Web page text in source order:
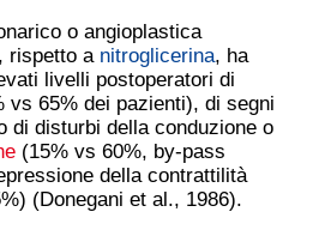
o angioplastica
rispetto a nitroglicerina, ha
livelli postoperatori di
vs 65% dei pazienti), di segni
di disturbi della conduzione o
(15% vs 60%, by-pass
della contrattilità
(Donegani et al., 1986).